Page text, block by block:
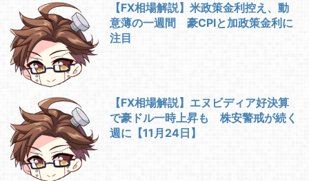
【FX相場解説】米政策金利控え、動
意薄の一週間 豪CPIと加政策金利に
注目
【FX相場解説】エヌビディア好決算
で豪ドル一時上昇も 株安警戒が続く
週に【11月24日】